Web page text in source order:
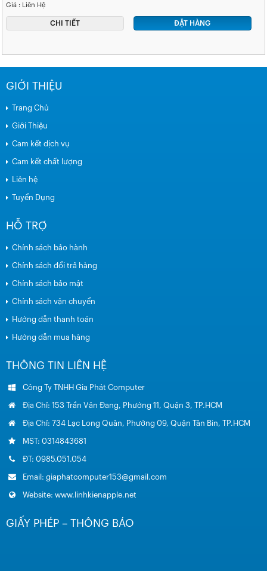
Giá : Liên Hệ
CHI TIẾT ĐẶT HÀNG
GIỚI THIỆU
Trang Chủ
Giới Thiệu
Cam kết dịch vụ
Cam kết chất lượng
Liên hệ
Tuyển Dụng
HỖ TRỢ
Chính sách bảo hành
Chính sách đổi trả hàng
Chính sách bảo mật
Chính sách vận chuyển
Hướng dẫn thanh toán
Hướng dẫn mua hàng
THÔNG TIN LIÊN HỆ
Công Ty TNHH Gia Phát Computer
Địa Chỉ: 153 Trần Văn Đang, Phường 11, Quận 3, TP.HCM
Địa Chỉ: 734 Lạc Long Quân, Phường 09, Quận Tân Bin, TP.HCM
MST: 0314843681
ĐT: 0985.051.054
Email: giaphatcomputer153@gmail.com
Website: www.linhkienapple.net
GIẤY PHÉP – THÔNG BÁO